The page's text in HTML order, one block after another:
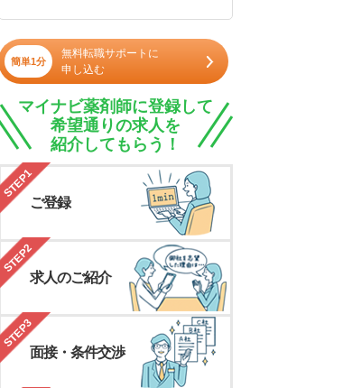
簡単1分
無料転職サポートに
申し込む
マイナビ薬剤師に登録して
希望通りの求人を
紹介してもらう！
STEP1
ご登録
STEP2
求人のご紹介
STEP3
面接・条件交渉